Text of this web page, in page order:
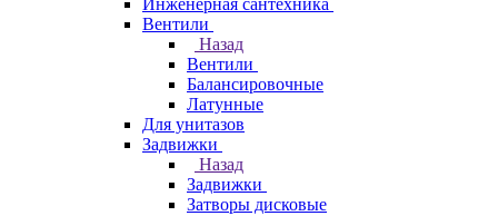
Инженерная сантехника
Вентили
Назад
Вентили
Балансировочные
Латунные
Для унитазов
Задвижки
Назад
Задвижки
Затворы дисковые